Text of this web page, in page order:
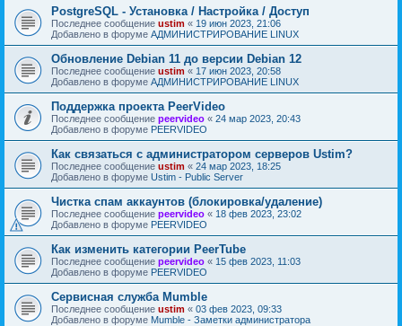
PostgreSQL - Установка / Настройка / Доступ
Последнее сообщение ustim « 19 июн 2023, 21:06
Добавлено в форуме АДМИНИСТРИРОВАНИЕ LINUX
Обновление Debian 11 до версии Debian 12
Последнее сообщение ustim « 17 июн 2023, 20:58
Добавлено в форуме АДМИНИСТРИРОВАНИЕ LINUX
Поддержка проекта PeerVideo
Последнее сообщение peervideo « 24 мар 2023, 20:43
Добавлено в форуме PEERVIDEO
Как связаться с администратором серверов Ustim?
Последнее сообщение ustim « 24 мар 2023, 18:25
Добавлено в форуме Ustim - Public Server
Чистка спам аккаунтов (блокировка/удаление)
Последнее сообщение peervideo « 18 фев 2023, 23:02
Добавлено в форуме PEERVIDEO
Как изменить категории PeerTube
Последнее сообщение peervideo « 15 фев 2023, 11:03
Добавлено в форуме PEERVIDEO
Сервисная служба Mumble
Последнее сообщение ustim « 03 фев 2023, 09:33
Добавлено в форуме Mumble - Заметки администратора